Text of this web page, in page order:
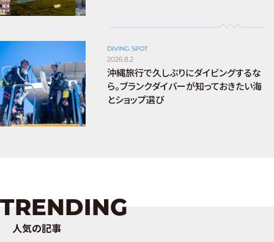
DIVING SPOT
2026.8.2
沖縄旅行で久しぶりにダイビングするな
ら。ブランクダイバーが知っておきたい海
とショップ選び
TRENDING
人気の記事